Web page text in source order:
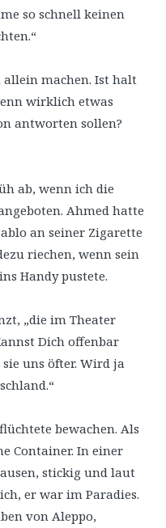
so schnell keinen
machen. Ist halt
wirklich etwas
antworten sollen?
ab, wenn ich die
Ahmed hatte
an seiner Zigarette
riechen, wenn sein
Handy pustete.
„die im Theater
Dich offenbar
uns öfter. Wird ja
bewachen. Als
Container. In einer
stickig und laut
er war im Paradies.
von Aleppo,